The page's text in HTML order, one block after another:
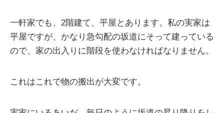
一軒家でも、2階建て、平屋とあります。私の実家は
平屋ですが、かなり急勾配の坂道にそって建っている
ので、家の出入りに階段を使わなければなりません。
これはこれで物の搬出が大変です。